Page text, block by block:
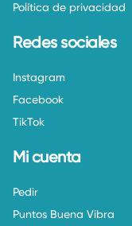
Política de privacidad
Redes sociales
Instagram
Facebook
TikTok
Mi cuenta
Pedir
Puntos Buena Vibra